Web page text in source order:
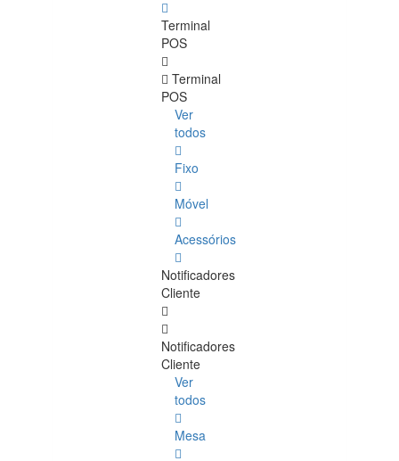
Terminal
POS
Terminal
POS
Ver
todos
Fixo
Móvel
Acessórios
Notificadores
Cliente
Notificadores
Cliente
Ver
todos
Mesa